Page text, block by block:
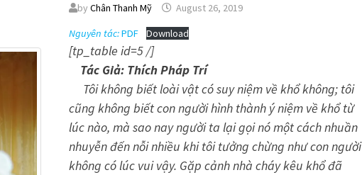
by Chân Thanh Mỹ
August 26, 2019
Nguyên tác:PDF Download
[tp_table id=5 /]
Tác Giả: Thích Pháp Trí
Tôi không biết loài vật có suy niệm về khổ không; tôi
cũng không biết con người hình thành ý niệm về khổ từ
lúc nào, mà sao nay người ta lại gọi nó một cách nhuần
nhuyễn đến nỗi nhiều khi tôi tưởng chừng như con người
không có lúc vui vậy. Gặp cảnh nhà cháy kêu khổ đã